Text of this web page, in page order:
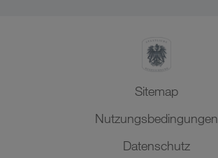
Sitemap
Nutzungsbedingungen
Datenschutz